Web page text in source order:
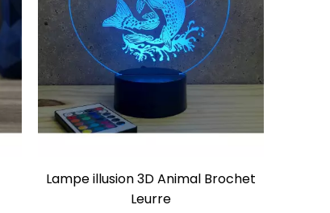
Lampe illusion 3D Animal Brochet
Leurre